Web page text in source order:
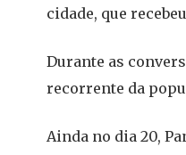
cidade, que
Durante as
recorrente da
Ainda no dia 20,